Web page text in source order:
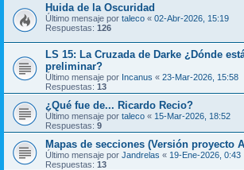
Huida de la Oscuridad
Último mensaje por taleco « 02-Abr-2026, 15:19
Respuestas: 126
LS 15: La Cruzada de Darke ¿Dónde
preliminar?
Último mensaje por Incanus « 23-Mar-2026, 15:58
Respuestas: 13
¿Qué fue de... Ricardo Recio?
Último mensaje por taleco « 15-Mar-2026, 18:52
Respuestas: 9
Mapas de secciones (Versión proyecto
Último mensaje por Jandrelas « 19-Ene-2026, 0:43
Respuestas: 13